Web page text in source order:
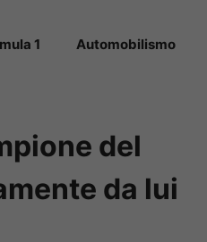
1 Automobilismo
del
da lui